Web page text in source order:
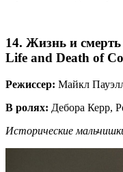
14. Жизнь и
Life and Death of
Режиссер: Майкл
В ролях: Дебора Керр,
Исторические